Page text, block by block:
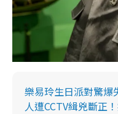
樂易玲生日派對驚
人遭CCTV緝兇斷正